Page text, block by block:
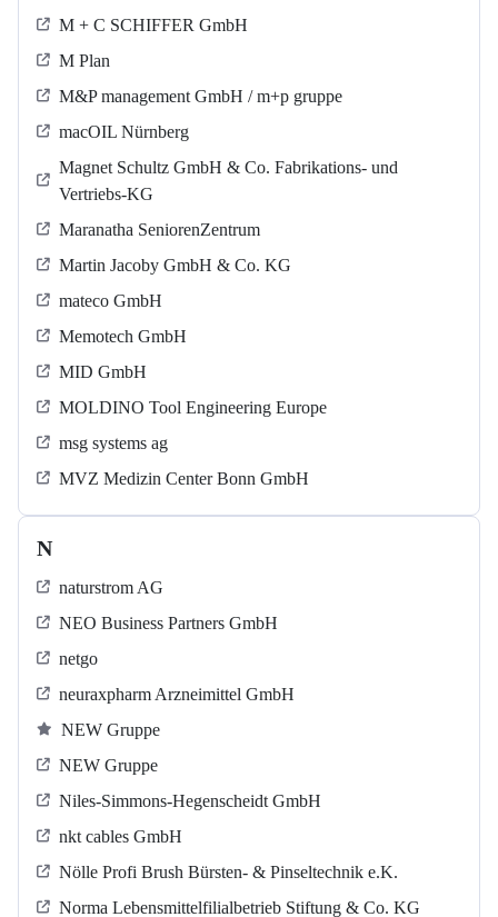
M + C SCHIFFER GmbH
M Plan
M&P management GmbH / m+p gruppe
macOIL Nürnberg
Magnet Schultz GmbH & Co. Fabrikations- und
Vertriebs-KG
Maranatha SeniorenZentrum
Martin Jacoby GmbH & Co. KG
mateco GmbH
Memotech GmbH
MID GmbH
MOLDINO Tool Engineering Europe
msg systems ag
MVZ Medizin Center Bonn GmbH
N
naturstrom AG
NEO Business Partners GmbH
netgo
neuraxpharm Arzneimittel GmbH
NEW Gruppe
NEW Gruppe
Niles-Simmons-Hegenscheidt GmbH
nkt cables GmbH
Nölle Profi Brush Bürsten- & Pinseltechnik e.K.
Norma Lebensmittelfilialbetrieb Stiftung & Co. KG